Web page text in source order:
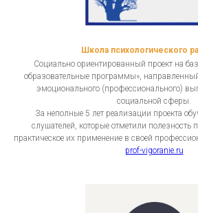
Школа психологического
Социально ориентированный проект на
образовательные программы»,
эмоционального (профессионального)
социальной сферы.
За неполные 5 лет реализации проекта
слушателей, которые отметили полезность
практическое их применение в своей
prof-vigoranie.ru